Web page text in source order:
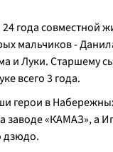
года совместной
мальчиков -
и Луки. Старшему
всего 3 года.
герои в
заводе «КАМАЗ», а
дзюдо.